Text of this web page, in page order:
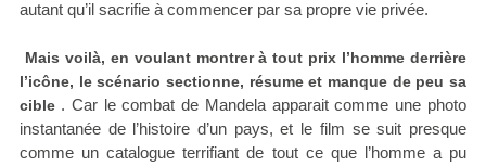
autant qu’il sacrifie à commencer par sa propre vie privée.
Mais voilà, en voulant montrer à tout prix l’homme derrière
l’icône, le scénario sectionne, résume et manque de peu sa
cible . Car le combat de Mandela apparait comme une photo
instantanée de l’histoire d’un pays, et le film se suit presque
comme un catalogue terrifiant de tout ce que l’homme a pu